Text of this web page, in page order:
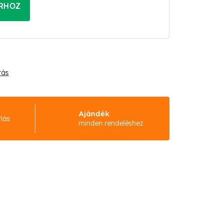
Ajándék
minden rendeléshez